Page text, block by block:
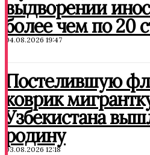
выдворении
более чем по 20
04.08.2026 19:47
Постелившую
коврик
Узбекистана
родину
03.08.2026 12:18